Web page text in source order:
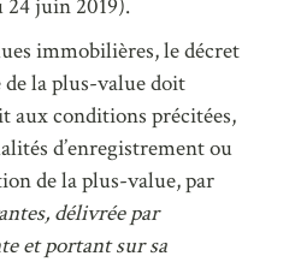
24 juin 2019).
immobilières, le décret
la plus-value doit
aux conditions précitées,
d’enregistrement ou
de la plus-value, par
délivrée par
et portant sur sa